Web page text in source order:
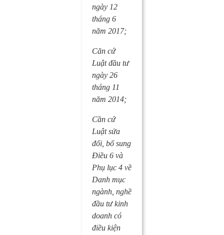
ngày 12
tháng 6
năm 2017;
Căn cứ
Luật đầu tư
ngày 26
tháng 11
năm 2014;
Cần cứ
Luật sửa
đổi, bổ sung
Điều 6 và
Phụ lục 4 về
Danh mục
ngành, nghề
đầu tư kinh
doanh có
điều kiện